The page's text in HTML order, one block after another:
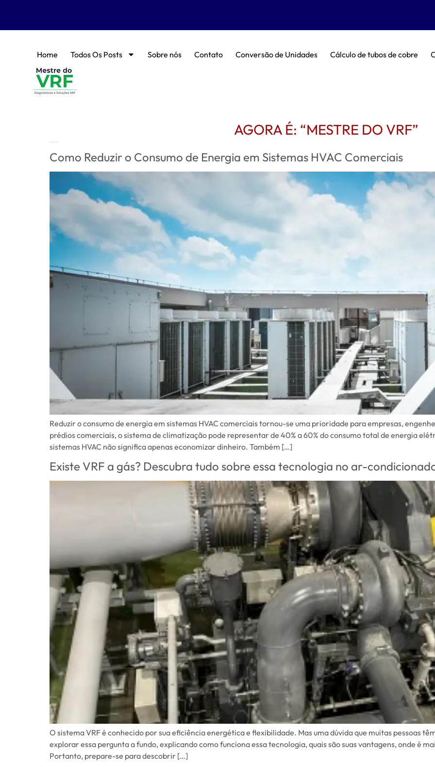
Home Todos Os Posts Sobre nós Contato Conversão de Unidades Cálculo de tubos de cobre
AGORA É: “MESTRE DO VRF”
Como Reduzir o Consumo de Energia em Sistemas HVAC Comerciais
Reduzir o consumo de energia em sistemas HVAC comerciais tornou-se uma prioridade para empresas,
prédios comerciais, o sistema de climatização pode representar de 40% a 60% do consumo total de energia
sistemas HVAC não significa apenas economizar dinheiro. Também […]
Existe VRF a gás? Descubra tudo sobre essa tecnologia no ar-
O sistema VRF é conhecido por sua eficiência energética e flexibilidade. Mas uma dúvida que muitas pessoas
explorar essa pergunta a fundo, explicando como funciona essa tecnologia, quais são suas vantagens, onde é
Portanto, prepare-se para descobrir […]